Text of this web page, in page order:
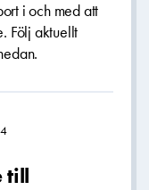
i och med att
Följ aktuellt
till